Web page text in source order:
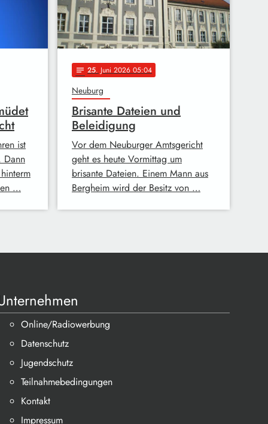
ist
Dann
…
notes 25. Juni 2026 05:04
Neuburg
Brisante Dateien und
Beleidigung
Vor dem Neuburger Amtsgericht
geht es heute Vormittag um
brisante Dateien. Einem Mann aus
Bergheim wird der Besitz von …
Online/Radiowerbung
Datenschutz
Jugendschutz
Teilnahmebedingungen
Kontakt
Impressum